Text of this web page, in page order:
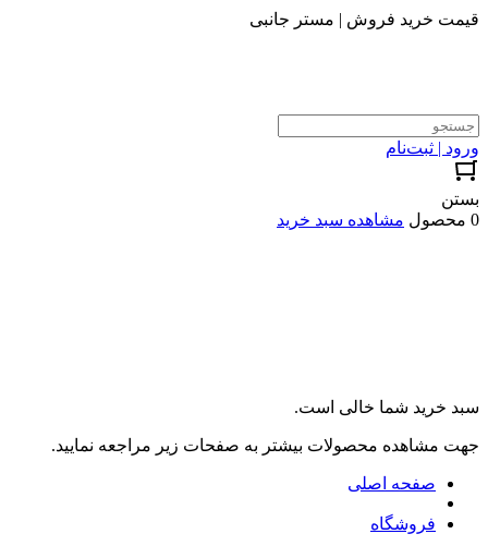
قیمت خرید فروش | مستر جانبی
ورود | ثبت‌نام
بستن
0 محصول
مشاهده سبد خرید
سبد خرید شما خالی است.
جهت مشاهده محصولات بیشتر به صفحات زیر مراجعه نمایید.
صفحه اصلی
فروشگاه